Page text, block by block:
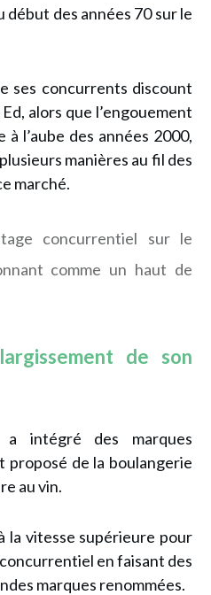
des années 70 sur le
ses concurrents discount
alors que l’engouement
l’aube des années 2000,
manières au fil des
marché.
concurrentiel sur le
comme un haut de
de son
intégré des marques
proposé de la boulangerie
au vin.
la vitesse supérieure pour
en faisant des
marques renommées.